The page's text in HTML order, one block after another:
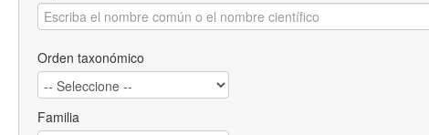
Orden taxonómico
Familia